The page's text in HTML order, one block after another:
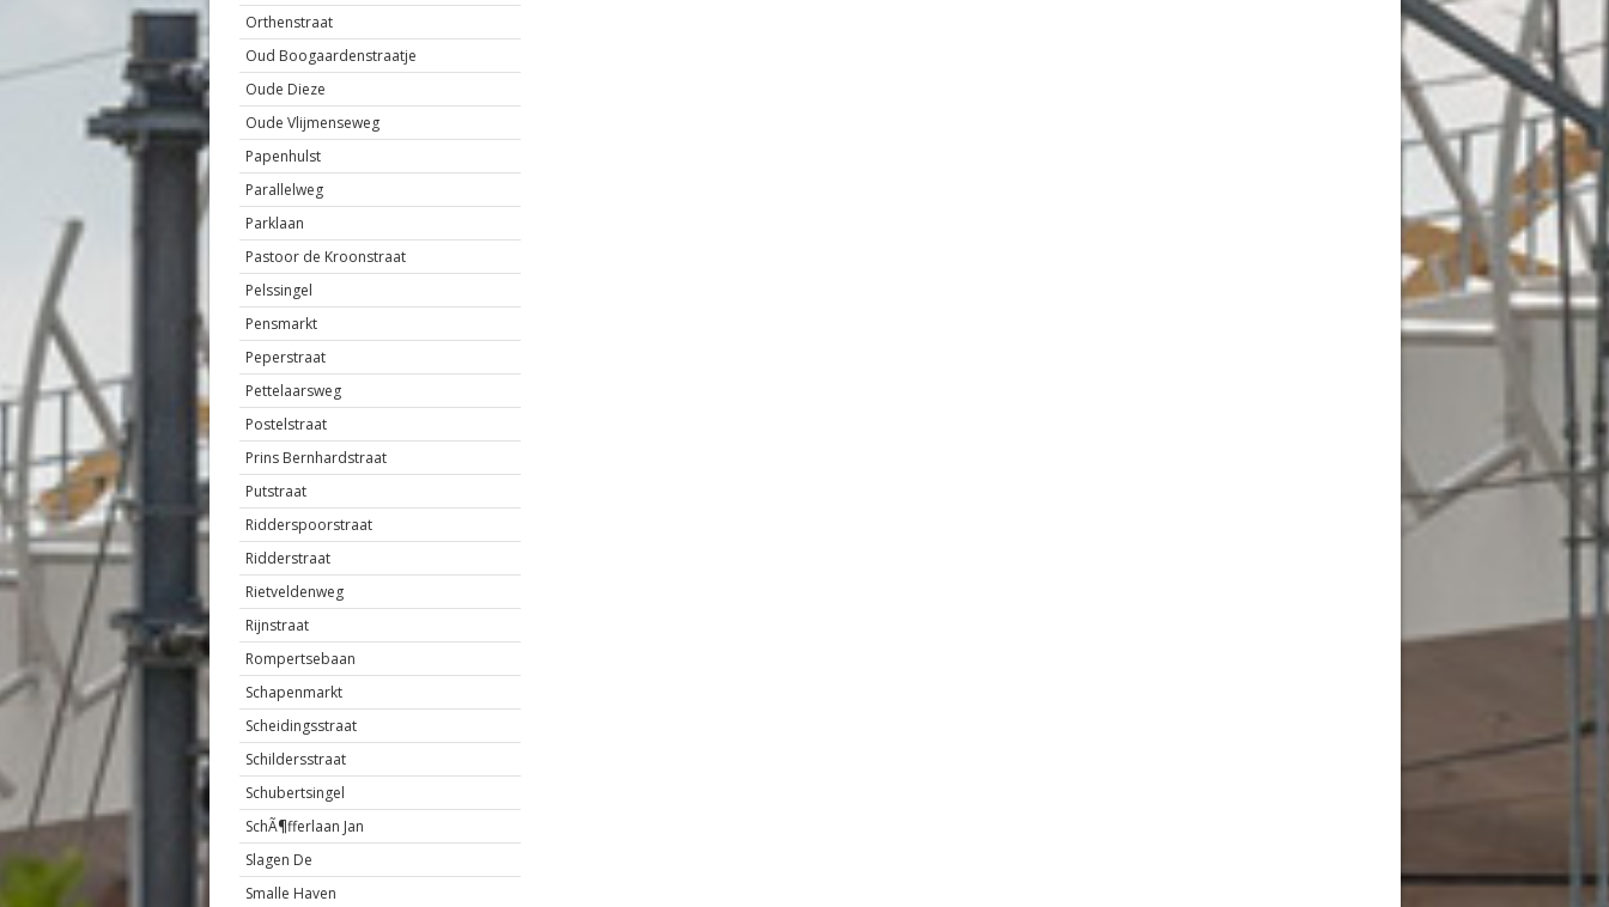
Orthenstraat
Oud Boogaardenstraatje
Oude Dieze
Oude Vlijmenseweg
Papenhulst
Parallelweg
Parklaan
Pastoor de Kroonstraat
Pelssingel
Pensmarkt
Peperstraat
Pettelaarsweg
Postelstraat
Prins Bernhardstraat
Putstraat
Ridderspoorstraat
Ridderstraat
Rietveldenweg
Rijnstraat
Rompertsebaan
Schapenmarkt
Scheidingsstraat
Schildersstraat
Schubertsingel
SchÃ¶fferlaan Jan
Slagen De
Smalle Haven